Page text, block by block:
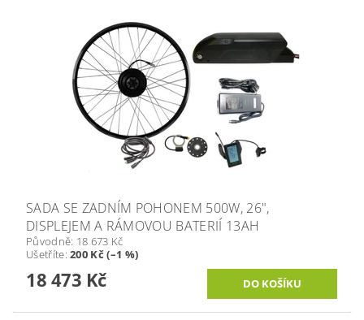
SADA SE ZADNÍM POHONEM 500W, 26",
DISPLEJEM A RÁMOVOU BATERIÍ 13AH
Původně: 18 673 Kč
Ušetříte:200 Kč (–1 %)
18 473 Kč